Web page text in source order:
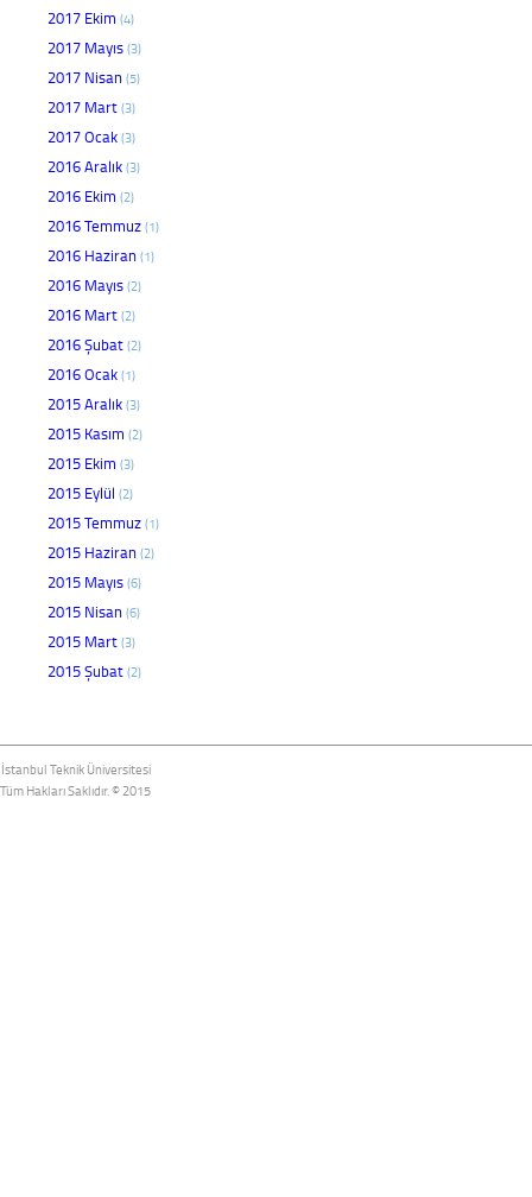
2017 Ekim (4)
2017 Mayıs (3)
2017 Nisan (5)
2017 Mart (3)
2017 Ocak (3)
2016 Aralık (3)
2016 Ekim (2)
2016 Temmuz (1)
2016 Haziran (1)
2016 Mayıs (2)
2016 Mart (2)
2016 Şubat (2)
2016 Ocak (1)
2015 Aralık (3)
2015 Kasım (2)
2015 Ekim (3)
2015 Eylül (2)
2015 Temmuz (1)
2015 Haziran (2)
2015 Mayıs (6)
2015 Nisan (6)
2015 Mart (3)
2015 Şubat (2)
İstanbul Teknik Üniversitesi
Tüm Hakları Saklıdır. © 2015